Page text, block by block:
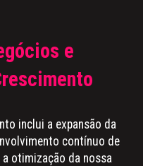
e
inclui a expansão da
contínuo de
otimização da nossa